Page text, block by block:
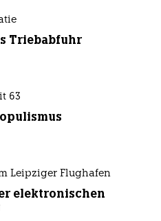
Triebabfuhr
63
Leipziger Flughafen
elektronischen